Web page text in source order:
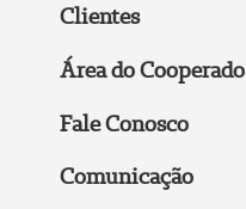
Clientes
Área do Cooperado
Fale Conosco
Comunicação